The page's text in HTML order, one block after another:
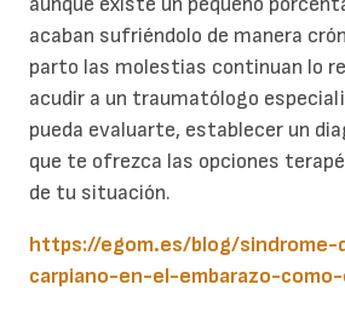
acaban sufriéndolo de manera
parto las molestias continuan lo
acudir a un traumatólogo
pueda evaluarte, establecer un
que te ofrezca las opciones
de tu situación.
https://egom.es/blog/
carpiano-en-el-embarazo-